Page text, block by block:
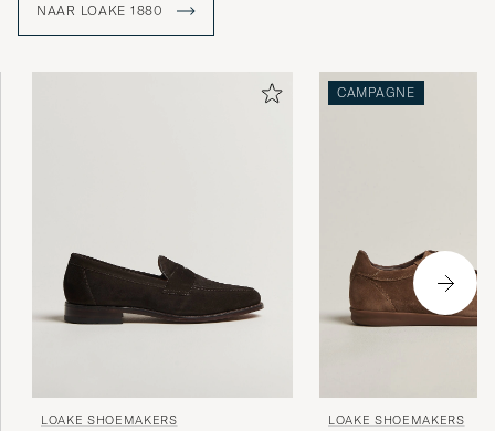
NAAR LOAKE 1880
LOAKE SHOEMAKERS
CAMPAGNE
LOAKE SHOEMAKERS